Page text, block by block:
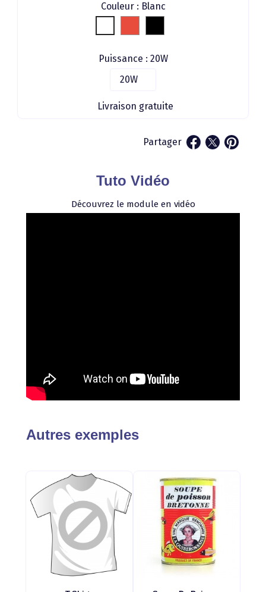
Couleur : Blanc
Puissance : 20W
Livraison gratuite
Partager
Tuto Vidéo
Découvrez le module en vidéo
Autres exemples